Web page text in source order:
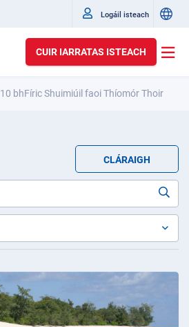
Logáil isteach
CUIR IARRATAS ISTEACH
10 bhFíric Shuimiúil faoi Thíomór Thoir
CLÁRAIGH